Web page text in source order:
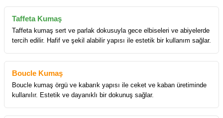
Taffeta Kumaş
Taffeta kumaş sert ve parlak dokusuyla gece elbiseleri ve abiyelerde
tercih edilir. Hafif ve şekil alabilir yapısı ile estetik bir kullanım sağlar.
Boucle Kumaş
Boucle kumaş örgü ve kabarık yapısı ile ceket ve kaban üretiminde
kullanılır. Estetik ve dayanıklı bir dokunuş sağlar.